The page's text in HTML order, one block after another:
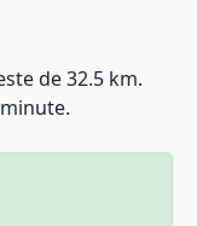
de 32.5 km.